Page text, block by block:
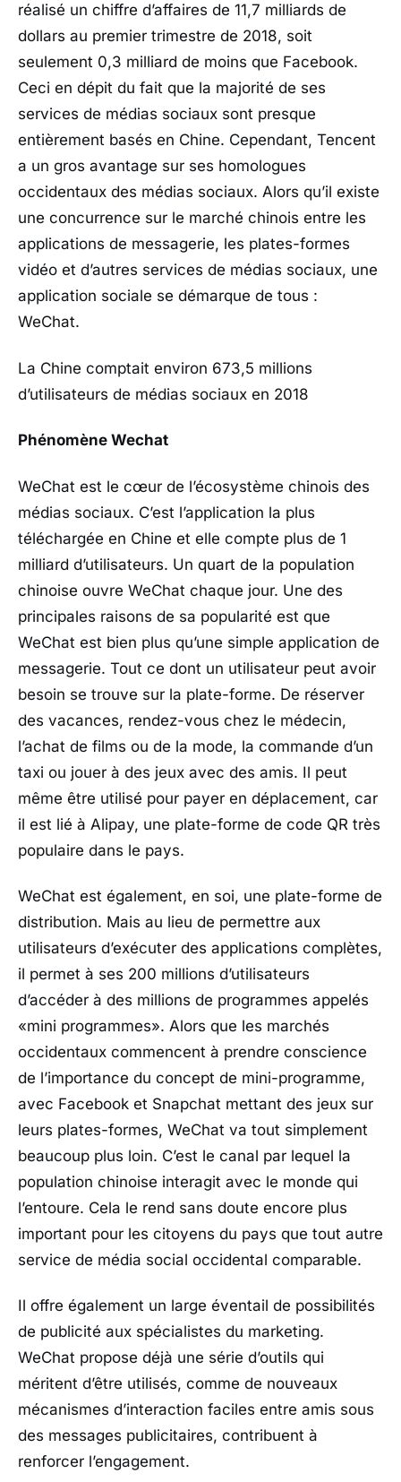
réalisé un chiffre d’affaires de 11,7 milliards de
dollars au premier trimestre de 2018, soit
seulement 0,3 milliard de moins que Facebook.
Ceci en dépit du fait que la majorité de ses
services de médias sociaux sont presque
entièrement basés en Chine. Cependant, Tencent
a un gros avantage sur ses homologues
occidentaux des médias sociaux. Alors qu’il existe
une concurrence sur le marché chinois entre les
applications de messagerie, les plates-formes
vidéo et d’autres services de médias sociaux, une
application sociale se démarque de tous :
WeChat.
La Chine comptait environ 673,5 millions
d’utilisateurs de médias sociaux en 2018
Phénomène Wechat
WeChat est le cœur de l’écosystème chinois des
médias sociaux. C’est l’application la plus
téléchargée en Chine et elle compte plus de 1
milliard d’utilisateurs. Un quart de la population
chinoise ouvre WeChat chaque jour. Une des
principales raisons de sa popularité est que
WeChat est bien plus qu’une simple application de
messagerie. Tout ce dont un utilisateur peut avoir
besoin se trouve sur la plate-forme. De réserver
des vacances, rendez-vous chez le médecin,
l’achat de films ou de la mode, la commande d’un
taxi ou jouer à des jeux avec des amis. Il peut
même être utilisé pour payer en déplacement, car
il est lié à Alipay, une plate-forme de code QR très
populaire dans le pays.
WeChat est également, en soi, une plate-forme de
distribution. Mais au lieu de permettre aux
utilisateurs d’exécuter des applications complètes,
il permet à ses 200 millions d’utilisateurs
d’accéder à des millions de programmes appelés
«mini programmes». Alors que les marchés
occidentaux commencent à prendre conscience
de l’importance du concept de mini-programme,
avec Facebook et Snapchat mettant des jeux sur
leurs plates-formes, WeChat va tout simplement
beaucoup plus loin. C’est le canal par lequel la
population chinoise interagit avec le monde qui
l’entoure. Cela le rend sans doute encore plus
important pour les citoyens du pays que tout autre
service de média social occidental comparable.
Il offre également un large éventail de possibilités
de publicité aux spécialistes du marketing.
WeChat propose déjà une série d’outils qui
méritent d’être utilisés, comme de nouveaux
mécanismes d’interaction faciles entre amis sous
des messages publicitaires, contribuent à
renforcer l’engagement.